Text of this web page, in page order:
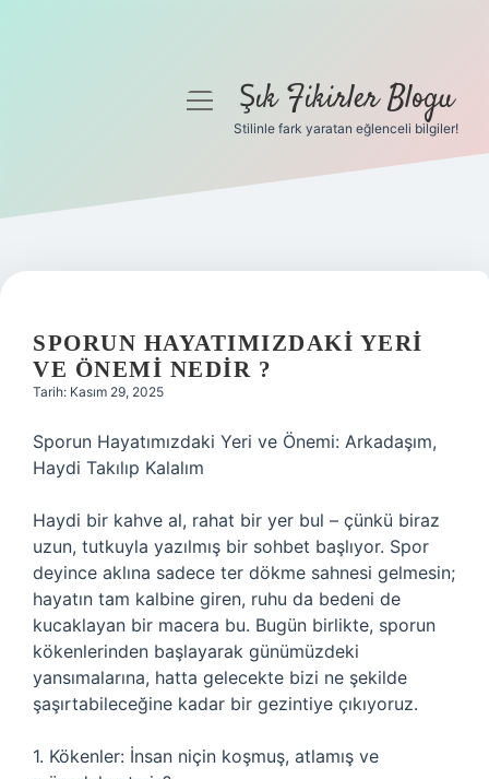
Gizlilik Politikası
Yasal Uyarı
menüyüŞık Fikirler Blogu
Stilinle fark yaratan eğlenceli bilgiler!
SPORUN HAYATIMIZDAKI YERI
VE ÖNEMI NEDIR ?
Tarih: Kasım 29, 2025
Sporun Hayatımızdaki Yeri ve Önemi: Arkadaşım,
Haydi Takılıp Kalalım
Haydi bir kahve al, rahat bir yer bul – çünkü biraz
uzun, tutkuyla yazılmış bir sohbet başlıyor. Spor
deyince aklına sadece ter dökme sahnesi gelmesin;
hayatın tam kalbine giren, ruhu da bedeni de
kucaklayan bir macera bu. Bugün birlikte, sporun
kökenlerinden başlayarak günümüzdeki
yansımalarına, hatta gelecekte bizi ne şekilde
şaşırtabileceğine kadar bir gezintiye çıkıyoruz.
1. Kökenler: İnsan niçin koşmuş, atlamış ve